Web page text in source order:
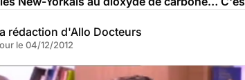
rédaction d'Allo Docteurs
le 04/12/2012